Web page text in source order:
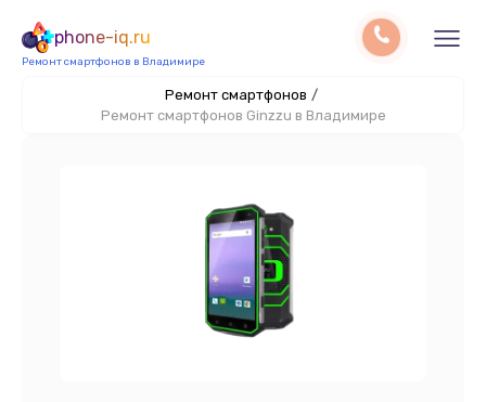
phone-iq.ru
Ремонт смартфонов в Владимире
Ремонт смартфонов /
Ремонт смартфонов Ginzzu в Владимире